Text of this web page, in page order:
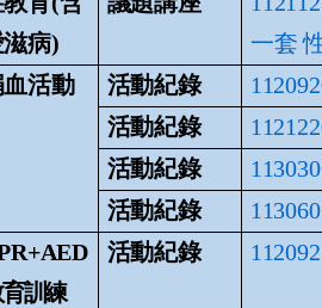
病)
一套
活動
活動紀錄
活動紀錄
活動紀錄
活動紀錄
訓練
活動紀錄